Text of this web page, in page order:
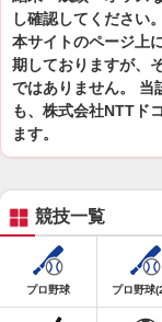
し確認してください。
本サイトのページ上
期しておりますが、
ではありません。 当
も、株式会社NTTド
ます。
競技一覧
プロ野球 プロ野球